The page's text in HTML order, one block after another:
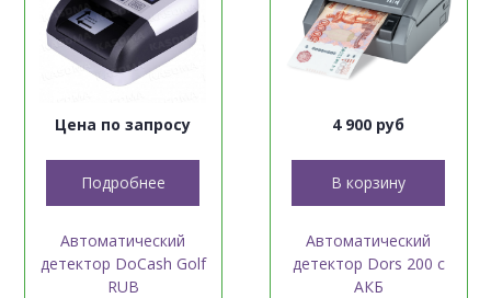
Цена по запросу
Подробнее
Автоматический
детектор DoCash Golf
RUB
4 900 руб
В корзину
Автоматический
детектор Dors 200 c
АКБ